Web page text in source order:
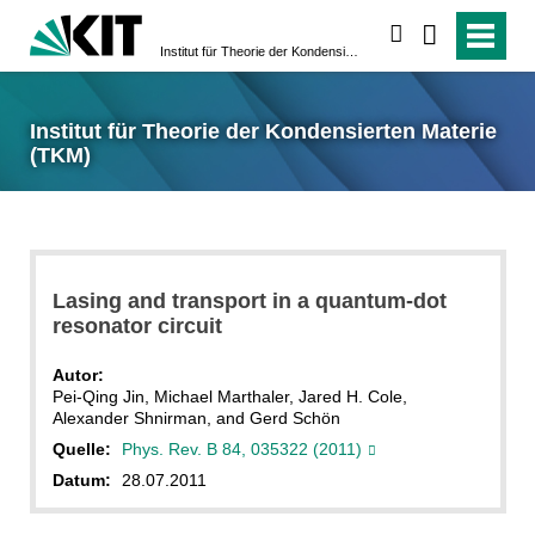
Institut für Theorie der Kondensierten Materie
(TKM)
Lasing and transport in a quantum-dot
resonator circuit
Autor:
Pei-Qing Jin, Michael Marthaler, Jared H. Cole,
Alexander Shnirman, and Gerd Schön
Quelle:
Phys. Rev. B 84, 035322 (2011)
Datum:
28.07.2011